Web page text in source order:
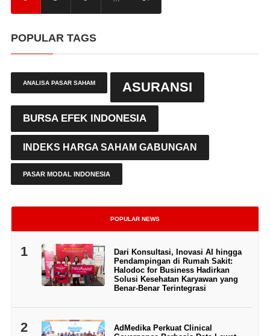
POPULAR TAGS
ANALISA PASAR SAHAM ASURANSI
BURSA EFEK INDONESIA
INDEKS HARGA SAHAM GABUNGAN
PASAR MODAL INDONESIA
POPULAR NEWS
1
Dari Konsultasi, Inovasi AI hingga
Pendampingan di Rumah Sakit:
Halodoc for Business Hadirkan
Solusi Kesehatan Karyawan yang
Benar-Benar Terintegrasi
2
AdMedika Perkuat Clinical